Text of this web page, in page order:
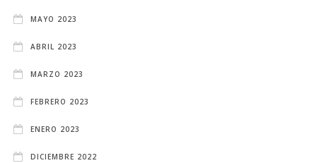
MAYO 2023
ABRIL 2023
MARZO 2023
FEBRERO 2023
ENERO 2023
DICIEMBRE 2022